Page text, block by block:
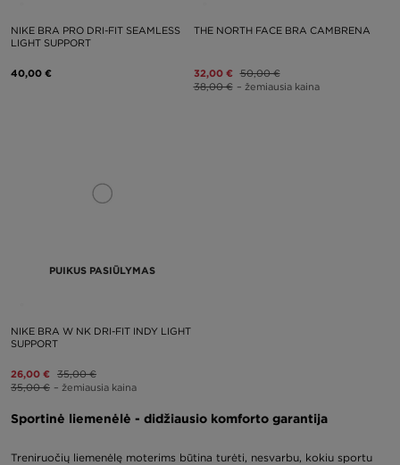
NIKE BRA PRO DRI-FIT SEAMLESS
LIGHT SUPPORT
40,00 €
THE NORTH FACE BRA CAMBRENA
32,00 € 50,00 €
38,00 € – žemiausia kaina
PUIKUS PASIŪLYMAS
NIKE BRA W NK DRI-FIT INDY LIGHT
SUPPORT
26,00 € 35,00 €
35,00 € – žemiausia kaina
Sportinė liemenėlė - didžiausio komforto garantija
Treniruočių liemenėlę moterims būtina turėti, nesvarbu, kokiu sportu